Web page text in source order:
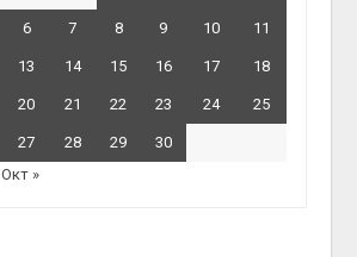
6 7 8 9 10 11
13 14 15 16 17 18
20 21 22 23 24 25
27 28 29
30
Окт »